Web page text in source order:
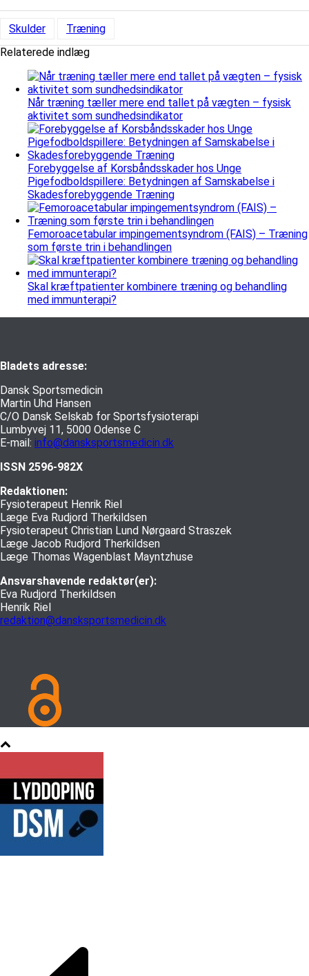
Skulder
Træning
Relaterede indlæg
Når træning tæller mere end tallet på vægten – fysisk
aktivitet som sundhedsindikator
Forebyggelse af Korsbåndsskader hos Unge
Pigefodboldspillere: Betydningen af Samskabelse i
Skadesforebyggende Træning
Femoroacetabular impingementsyndrom (FAIS) – Træning
som første trin i behandlingen
Skal kræftpatienter kombinere træning og behandling
med immunterapi?
Bladets adresse:
Dansk Sportsmedicin
Martin Uhd Hansen
C/O Dansk Selskab for Sportsfysioterapi
Lumbyvej 11, 5000 Odense C
E-mail: info@dansksportsmedicin.dk
ISSN 2596-982X
Redaktionen:
Fysioterapeut Henrik Riel
Læge Eva Rudjord Therkildsen
Fysioterapeut Christian Lund Nørgaard Straszek
Læge Jacob Rudjord Therkildsen
Læge Thomas Wagenblast Mayntzhuse
Ansvarshavende redaktør(er):
Eva Rudjord Therkildsen
Henrik Riel
redaktion@dansksportsmedicin.dk